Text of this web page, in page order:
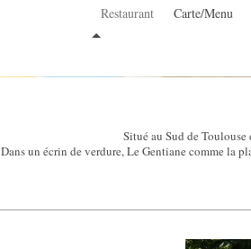
Restaurant Carte/Menu
Situé au Sud de Toulouse dans le
Dans un écrin de verdure, Le Gentiane comme la